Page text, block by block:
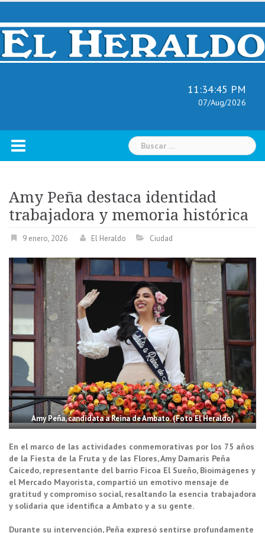
Skip
content
11:34:45 PM
07/Aug/2026
Buscar:
Amy Peña destaca identidad
trabajadora y memoria histórica
9 enero, 2026 El Heraldo Ciudad
Amy Peña, candidata a Reina de Ambato. (Foto El Heraldo)
En el marco de las actividades conmemorativas por los 75 años
de la Fiesta de la Fruta y de las Flores, Amy Damaris Peña
Caicedo, representante del barrio Ficoa El Sueño, Bioimágenes y
el Mercado Mayorista, compartió un emotivo mensaje de
gratitud y compromiso social, resaltando la esencia trabajadora
y solidaria que identifica a Ambato y a su gente.
Durante su intervención, Peña expresó sentirse profundamente